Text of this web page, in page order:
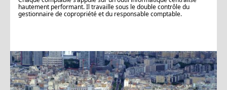
hautement performant. Il travaille sous le double contrôle du
gestionnaire de copropriété et du responsable comptable.